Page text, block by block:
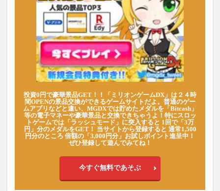
投資0円で豪華景品GET！！「ミリオンゲームDX」は２４時
間OPENの景品交換ができるゲームサイトだよ。普通のゲー
ムアプリなどと違い、MGDXでは貯めたメダルを「Bitcash」
等の電子マネーや豪華景品と交換できちゃうよ！特にスロッ
トゲームでは「ラッシュモード」に突入すると 1回で「3万
円」分のメダルをGET！ 当サイトから登録すると 通常1,500
円分のところ 倍額の「3,000円分」お試しポイント進呈中！
ぜひ登録して遊んでみてね！
今すぐ無料であそぶ